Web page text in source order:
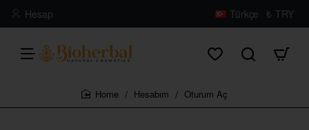
Hesap Türkçe ₺ TRY
Hesabım Oturum Aç